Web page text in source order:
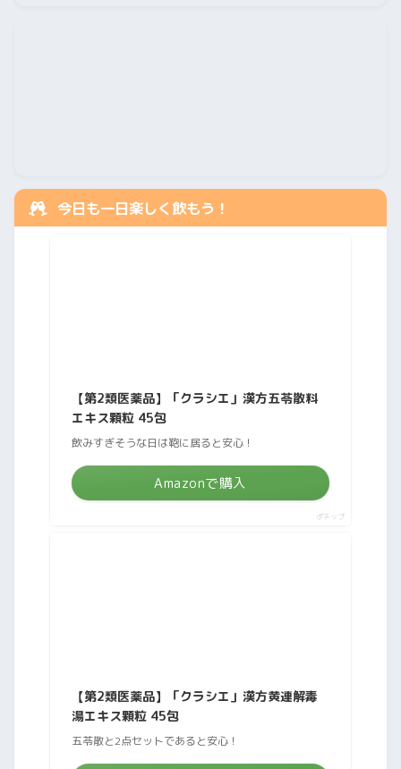
今日も一日楽しく飲もう！
【第2類医薬品】「クラシエ」漢方五苓散料
エキス顆粒 45包
飲みすぎそうな日は鞄に居ると安心！
Amazonで購入
ポチップ
【第2類医薬品】「クラシエ」漢方黄連解毒
湯エキス顆粒 45包
五苓散と2点セットであると安心！